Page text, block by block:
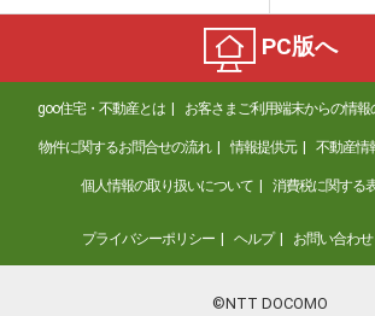
PC版へ
goo住宅・不動産とは お客さまご利用端末からの情
物件に関するお問合せの流れ 情報提供元 不動産情
個人情報の取り扱いについて 消費税に関する
プライバシーポリシー ヘルプ お問い合わせ
©NTT DOCOMO